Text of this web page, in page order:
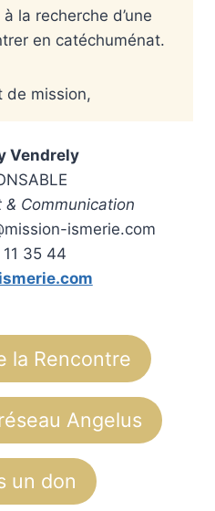
la recherche d’une
en catéchuménat.
de mission,
Vendrely
Communication
ismerie.com
35 44
la Rencontre
Angelus
un don